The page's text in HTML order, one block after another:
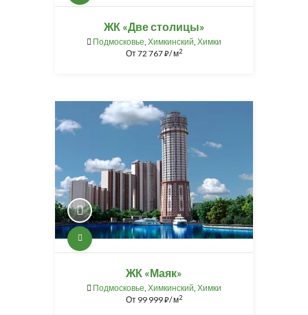
ЖК «Две столицы»
Подмосковье, Химкинский, Химки
От72 767⃏/ м2
ЖК «Маяк»
Подмосковье, Химкинский, Химки
От 99 999⃏/ м2